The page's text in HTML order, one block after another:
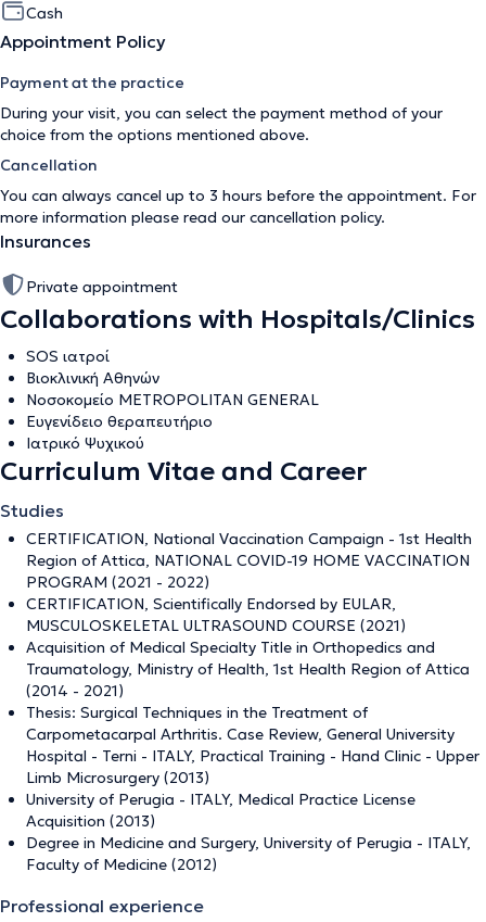
Cash
Appointment Policy
Payment at the practice
During your visit, you can select the payment method of your
choice from the options mentioned above.
Cancellation
You can always cancel up to 3 hours before the appointment. For
more information please read our cancellation policy.
Insurances
Private appointment
Collaborations with Hospitals/Clinics
SOS ιατροί
Βιοκλινική Αθηνών
Νοσοκομείο METROPOLITAN GENERAL
Ευγενίδειο θεραπευτήριο
Ιατρικό Ψυχικού
Curriculum Vitae and Career
Studies
CERTIFICATION, National Vaccination Campaign - 1st Health
Region of Attica, NATIONAL COVID-19 HOME VACCINATION
PROGRAM (2021 - 2022)
CERTIFICATION, Scientifically Endorsed by EULAR,
MUSCULOSKELETAL ULTRASOUND COURSE (2021)
Acquisition of Medical Specialty Title in Orthopedics and
Traumatology, Ministry of Health, 1st Health Region of Attica
(2014 - 2021)
Thesis: Surgical Techniques in the Treatment of
Carpometacarpal Arthritis. Case Review, General University
Hospital - Terni - ITALY, Practical Training - Hand Clinic - Upper
Limb Microsurgery (2013)
University of Perugia - ITALY, Medical Practice License
Acquisition (2013)
Degree in Medicine and Surgery, University of Perugia - ITALY,
Faculty of Medicine (2012)
Professional experience